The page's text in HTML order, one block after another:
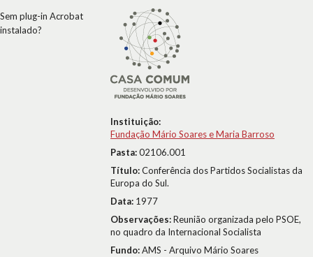
Instituição:
Fundação Mário Soares e Maria Barroso
Pasta:02106.001
Título:Conferência dos Partidos Socialistas da
Europa do Sul.
Data: 1977
Observações:Reunião organizada pelo PSOE,
no quadro da Internacional Socialista
Fundo:AMS - Arquivo Mário Soares
Sem plug-in Acrobat
instalado?